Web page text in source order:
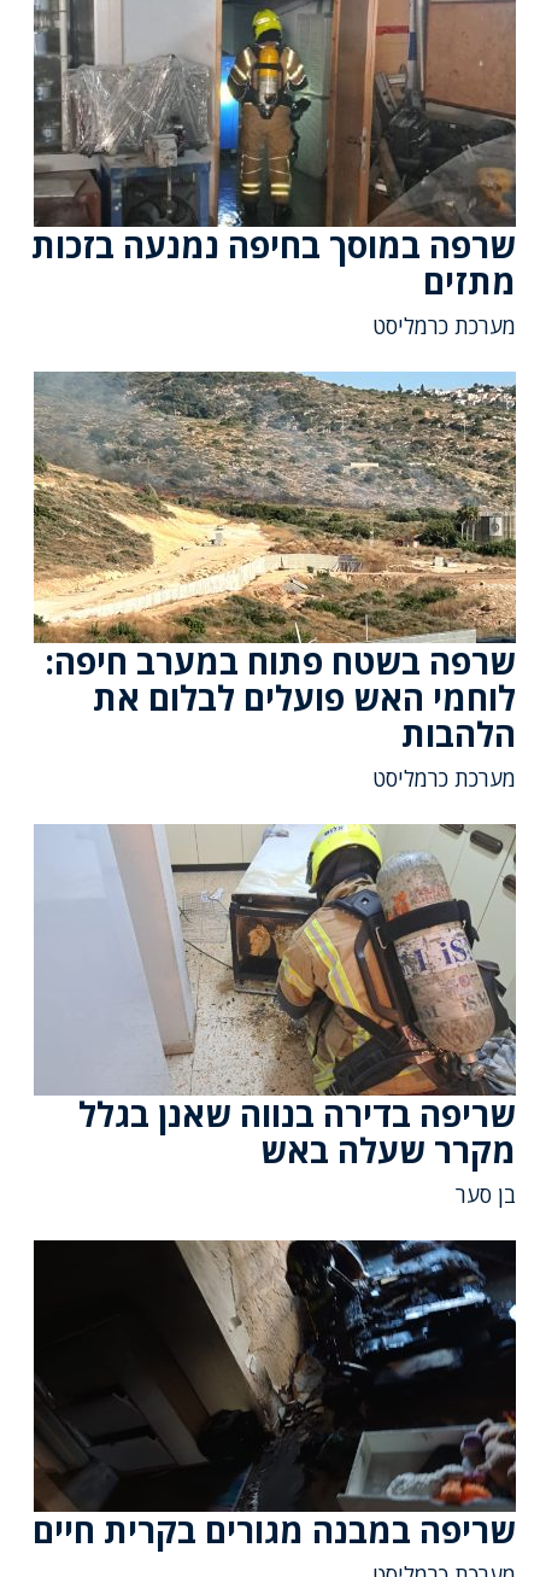
שרפה במוסך בחיפה נמנעה בזכות
מתזים
מערכת כרמליסט
שרפה בשטח פתוח במערב חיפה:
לוחמי האש פועלים לבלום את
הלהבות
מערכת כרמליסט
שריפה בדירה בנווה שאנן בגלל
מקרר שעלה באש
בן סער
שריפה במבנה מגורים בקרית חיים